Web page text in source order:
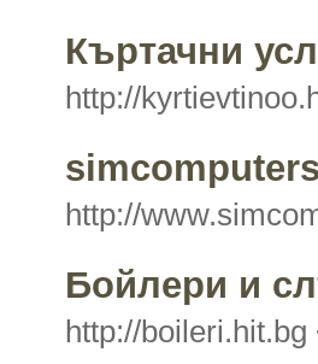
Къртачни
http://
http://
Бойлери и
http://